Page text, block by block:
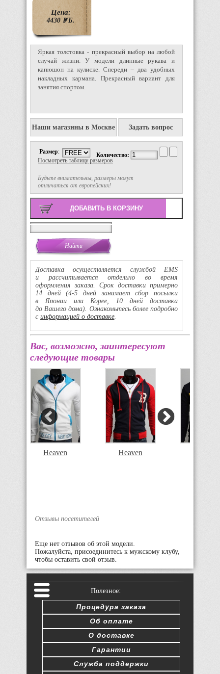
Цена:
4430 P
УБ.
Яркая толстовка - прекрасный выбор на любой
случай жизни. У модели длинные рукава и
капюшон на кулиске. Спереди – два удобных
накладных кармана. Прекрасный вариант для
занятия спортом.
Наши магазины в Москве Задать вопрос
Размер:
Будьте внимательны, размеры могут
отличаться от европейских!
Посмотреть таблицу размеров
Количество:
Поиск
Доставка осуществляется службой EMS
и рассчитывается отдельно во время
оформления заказа. Срок доставки примерно
14 дней(4-5 дней занимает сбор посылки
в Японии или Корее, 10 дней доставка
до Вашего дома). Ознакомьтесь более подробно
с информацией о доставке.
Вас, возможно, заинтересуют
следующие товары
Heaven Heaven
Отзывы посетителей
Еще нет отзывов об этой модели.
Пожалуйста, присоединитесь к мужскому клубу,
чтобы оставить свой отзыв.
Полезное:
Процедура заказа
Об оплате
О доставке
Гарантии
Служба поддержки